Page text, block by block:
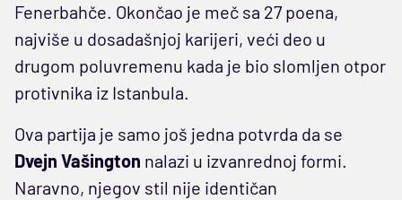
Fenerbahče. Okončao je meč sa 27 poena,
najviše u dosadašnjoj karijeri, veći deo u
drugom poluvremenu kada je bio slomljen otpor
protivnika iz Istanbula.
Ova partija je samo još jedna potvrda da se
Dvejn Vašington nalazi u izvanrednoj formi.
Naravno, njegov stil nije identičan